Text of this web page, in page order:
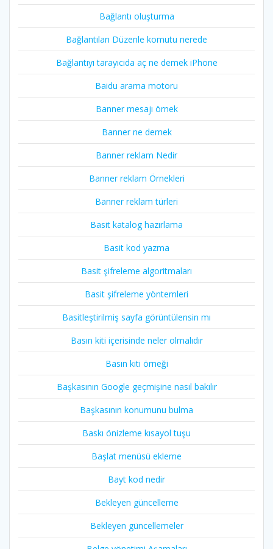
Bağlantı oluşturma
Bağlantıları Düzenle komutu nerede
Bağlantıyı tarayıcıda aç ne demek iPhone
Baidu arama motoru
Banner mesajı örnek
Banner ne demek
Banner reklam Nedir
Banner reklam Örnekleri
Banner reklam türleri
Basit katalog hazırlama
Basit kod yazma
Basit şifreleme algoritmaları
Basit şifreleme yöntemleri
Basitleştirilmiş sayfa görüntülensin mı
Basın kiti içerisinde neler olmalıdır
Basın kiti örneği
Başkasının Google geçmişine nasıl bakılır
Başkasının konumunu bulma
Baskı önizleme kısayol tuşu
Başlat menüsü ekleme
Bayt kod nedir
Bekleyen güncelleme
Bekleyen güncellemeler